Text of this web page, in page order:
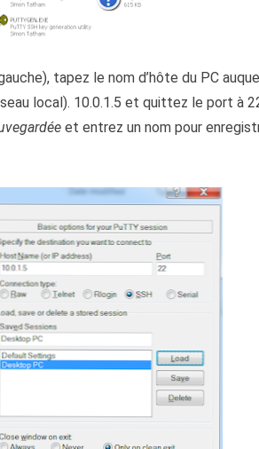
tapez le nom d’hôte du PC
local). 10.0.1.5 et quittez le port à
et entrez un nom pour